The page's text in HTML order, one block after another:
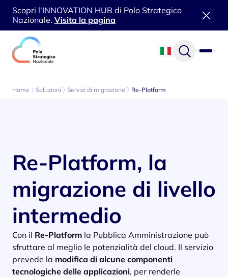
Vai al contenuto
Scopri l'INNOVATION HUB di Polo Strategico
Nazionale. Visita la pagina
Home Soluzioni Servizi di migrazione Re-Platform
Re-Platform, la
migrazione di livello
intermedio
Con il Re-Platform la Pubblica Amministrazione può
sfruttare al meglio le potenzialità del cloud. Il servizio
prevede la modifica di alcune componenti
tecnologiche delle applicazioni, per renderle